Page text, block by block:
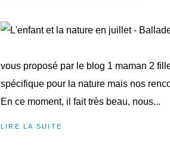
vous proposé par le blog 1 maman 2
spécifique pour la nature mais nos
En ce moment, il fait très beau, nous...
LIRE LA SUITE